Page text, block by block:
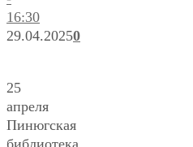
16:30
29.04.20250
25
апреля
Пинюгская